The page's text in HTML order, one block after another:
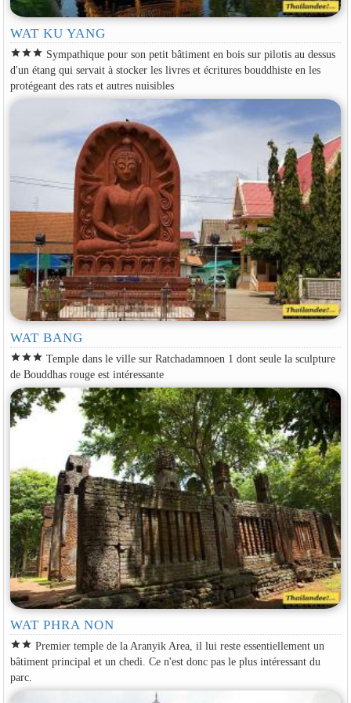
WAT KU YANG
starstarstar Sympathique pour son petit bâtiment en bois sur pilotis au dessus
d'un étang qui servait à stocker les livres et écritures bouddhiste en les
protégeant des rats et autres nuisibles
WAT BANG
starstarstar Temple dans le ville sur Ratchadamnoen 1 dont seule la sculpture
de Bouddhas rouge est intéressante
WAT PHRA NON
starstar Premier temple de la Aranyik Area, il lui reste essentiellement un
bâtiment principal et un chedi. Ce n'est donc pas le plus intéressant du
parc.